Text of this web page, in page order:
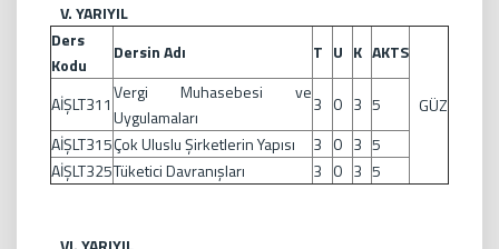
V. YARIYIL
Ders
Kodu
Dersin Adı T U K AKTS
GÜZ
AİŞLT311
Vergi Muhasebesi ve
Uygulamaları
3 0 3 5
AİŞLT315Çok Uluslu Şirketlerin Yapısı 3 0 3 5
AİŞLT325Tüketici Davranışları 3 0 3 5